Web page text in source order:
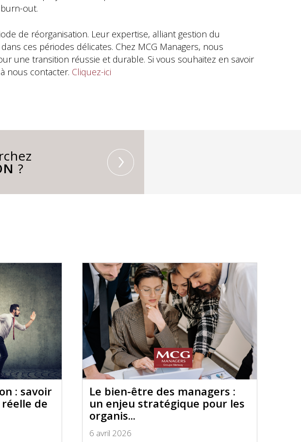
out.
de réorganisation. Leur expertise, alliant gestion du
ces périodes délicates. Chez MCG Managers, nous
une transition réussie et durable. Si vous souhaitez en savoir
nous contacter. Cliquez-ici
?
: savoir
de
Le bien-être des managers :
un enjeu stratégique pour les
organis...
6 avril 2026